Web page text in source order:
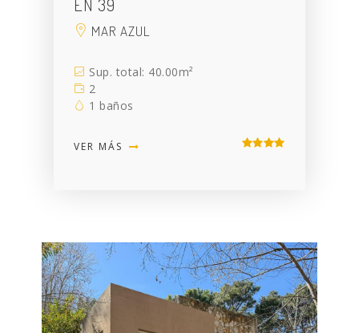
EN 39
MAR AZUL
Sup. total: 40.00m²
2
1 baños
VER MÁS